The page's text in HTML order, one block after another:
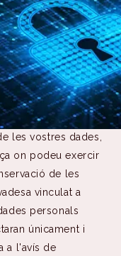
personal sense
a tercers. Les
les estrictament
proporcionar una
a l'usuari.
les vostres dades,
on podeu exercir
de les
vinculat a
personals
únicament i
a l'avís de